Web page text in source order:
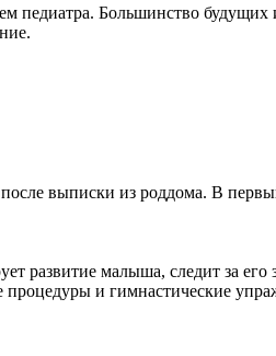
педиатра. Большинство
выписки из роддома. В
развитие малыша, следит за
и гимнастические